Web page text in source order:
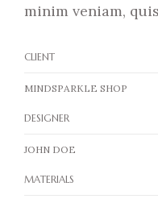
minim veniam,
CLIENT
MINDSPARKLE SHOP
DESIGNER
JOHN DOE
MATERIALS